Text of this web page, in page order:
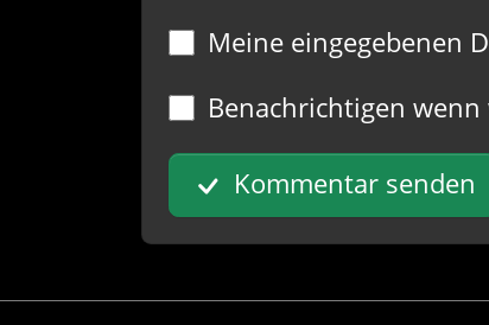
Meine eingegebenen
Benachrichtigen
Kommentar senden